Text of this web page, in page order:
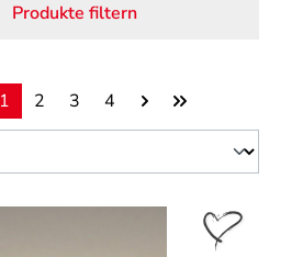
Produkte filtern
Seite
1 Seite
2 Seite
3 Seite
4